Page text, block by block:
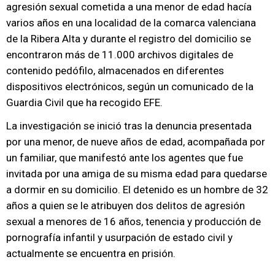
agresión sexual cometida a una menor de edad hacía
varios años en una localidad de la comarca valenciana
de la Ribera Alta y durante el registro del domicilio se
encontraron más de 11.000 archivos digitales de
contenido pedófilo, almacenados en diferentes
dispositivos electrónicos, según un comunicado de la
Guardia Civil que ha recogido EFE.
La investigación se inició tras la denuncia presentada
por una menor, de nueve años de edad, acompañada por
un familiar, que manifestó ante los agentes que fue
invitada por una amiga de su misma edad para quedarse
a dormir en su domicilio. El detenido es un hombre de 32
años a quien se le atribuyen dos delitos de agresión
sexual a menores de 16 años, tenencia y producción de
pornografía infantil y usurpación de estado civil y
actualmente se encuentra en prisión.